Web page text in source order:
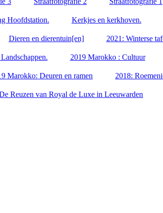
Hoofdstation. Kerkjes en kerkhoven.
Dieren en dierentuin[en] 2021: Winterse
2019 Marokko : Cultuur
Marokko: Deuren en ramen 2018:
Reuzen van Royal de Luxe in Leeuwarden